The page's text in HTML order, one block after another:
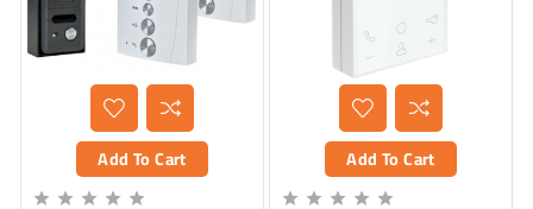
Add To Cart
    
Add To Cart
    